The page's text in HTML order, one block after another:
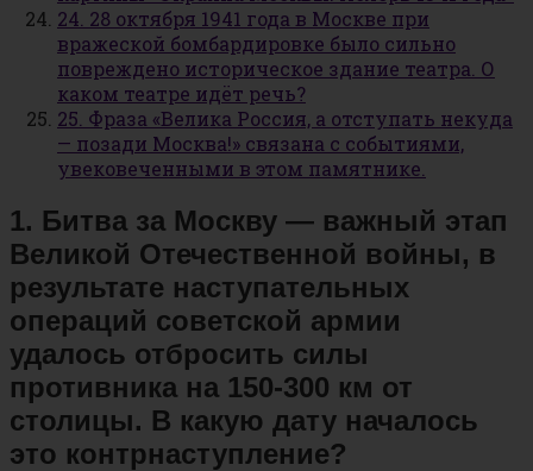
24. 28 октября 1941 года в Москве при
вражеской бомбардировке было сильно
повреждено историческое здание театра. О
каком театре идёт речь?
25. Фраза «Велика Россия, а отступать некуда
— позади Москва!» связана с событиями,
увековеченными в этом памятнике.
1. Битва за Москву — важный этап
Великой Отечественной войны, в
результате наступательных
операций советской армии
удалось отбросить силы
противника на 150-300 км от
столицы. В какую дату началось
это контрнаступление?